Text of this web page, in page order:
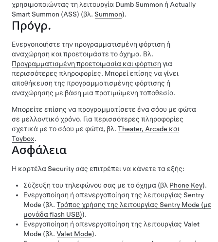
χρησιμοποιώντας τη λειτουργία Dumb Summon ή Actually
Smart Summon (ASS) (βλ. Summon).
Πρόγρ.
Ενεργοποιήστε την προγραμματισμένη φόρτιση ή
αναχώρηση και προετοιμάστε το όχημα. Βλ.
Προγραμματισμένη προετοιμασία και φόρτιση για
περισσότερες πληροφορίες. Μπορεί επίσης να γίνει
αποθήκευση της προγραμματισμένης φόρτισης ή
αναχώρησης με βάση μια προτιμώμενη τοποθεσία.
Μπορείτε επίσης να προγραμματίσετε ένα σόου με φώτα
σε μελλοντικό χρόνο. Για περισσότερες πληροφορίες
σχετικά με το σόου με φώτα, βλ. Theater, Arcade και
Toybox.
Ασφάλεια
Η καρτέλα Security σάς επιτρέπει να κάνετε τα εξής:
Σύζευξη του τηλεφώνου σας με το όχημα (βλ Phone Key).
Ενεργοποίηση ή απενεργοποίηση της λειτουργίας Sentry
Mode (βλ. Τρόπος χρήσης της λειτουργίας Sentry Mode (με
μονάδα flash USB)).
Ενεργοποίηση ή απενεργοποίηση της λειτουργίας Valet
Mode (βλ. Valet Mode).